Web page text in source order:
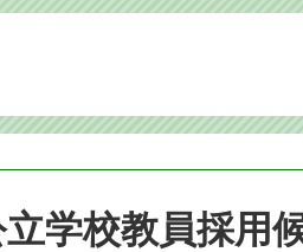
学校教員採用